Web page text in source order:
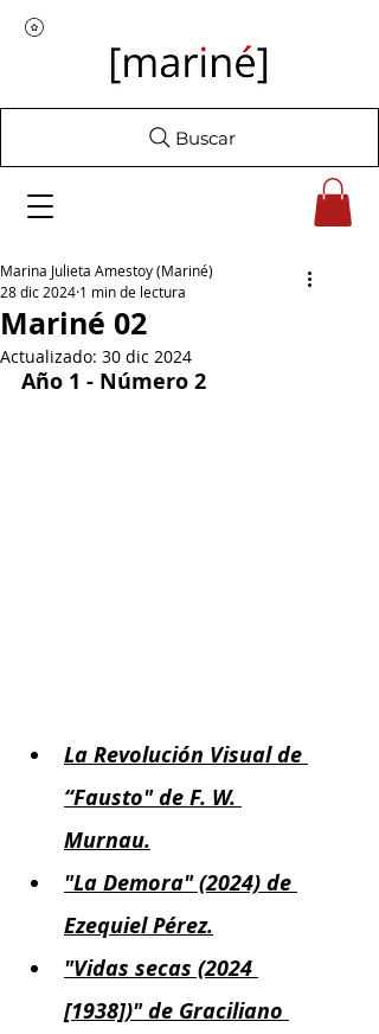
Buscar
Mariné 02
Marina Julieta Amestoy (Mariné)
28 dic 2024 1 min de lectura
Actualizado: 30 dic 2024
Año 1 - Número 2
La Revolución Visual de
“Fausto" de F. W.
Murnau.
"La Demora" (2024) de
Ezequiel Pérez.
"Vidas secas (2024
[1938])" de Graciliano